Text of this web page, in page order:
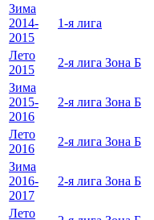
Зима
2014-
2015
1-я лига
Лето
2015
2-я лига Зона Б
Зима
2015-
2016
2-я лига Зона Б
Лето
2016
2-я лига Зона Б
Зима
2016-
2017
2-я лига Зона Б
Лето